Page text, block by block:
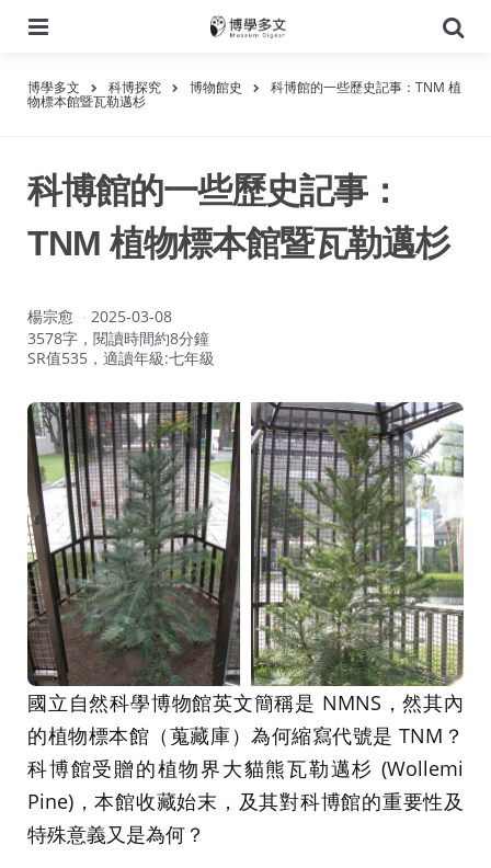
尋
博學多文 科博探究 博物館史 科博館的一些歷史記事：TNM 植
物標本館暨瓦勒邁杉
科博館的一些歷史記事：
TNM 植物標本館暨瓦勒邁杉
作
者：
楊宗愈
2025-03-08
3578字，閱讀時間約8分鐘
SR值535，適讀年級:七年級
國立自然科學博物館英文簡稱是 NMNS，然其內
的植物標本館（蒐藏庫）為何縮寫代號是 TNM？
科博館受贈的植物界大貓熊瓦勒邁杉 (Wollemi
Pine)，本館收藏始末，及其對科博館的重要性及
特殊意義又是為何？